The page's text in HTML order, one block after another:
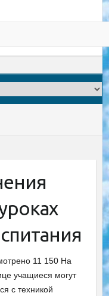
11 150 На
учащиеся могут
с техникой